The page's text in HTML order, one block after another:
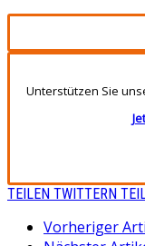
Unterstützen Sie
TEILEN TWITTERN
Vorheriger